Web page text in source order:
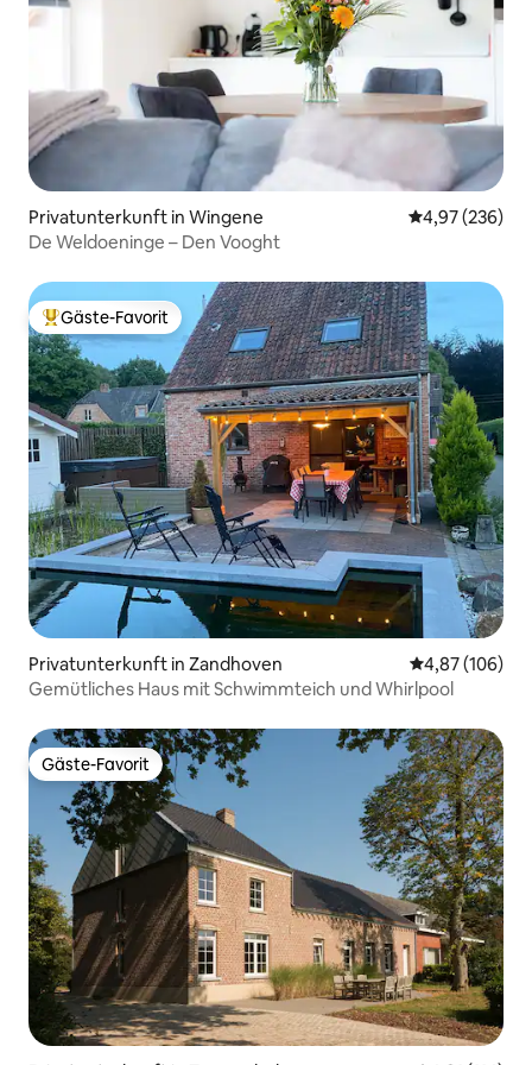
Privatunterkunft in Wingene
4,97 (236)
De Weldoeninge – Den Vooght
Beliebter Gäste-Favorit.
Gäste-Favorit
Privatunterkunft in Zandhoven
4,87 (106)
Gemütliches Haus mit Schwimmteich und Whirlpool
Gäste-Favorit
Gäste-Favorit